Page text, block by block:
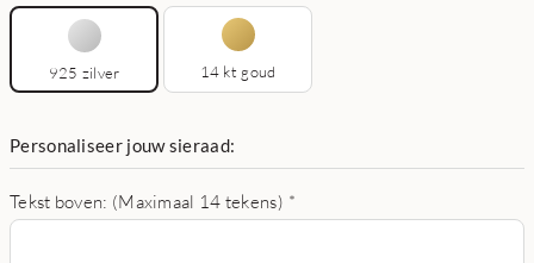
925 zilver 14 kt goud
Personaliseer jouw sieraad:
Tekst boven: (Maximaal 14 tekens) *